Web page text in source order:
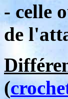
- celle
de
(